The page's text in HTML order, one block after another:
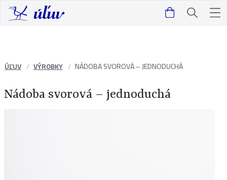
ÚĽUV VÝROBKY NÁDOBA SVOROVÁ – JEDNODUCHÁ
Nádoba svorová – jednoduchá